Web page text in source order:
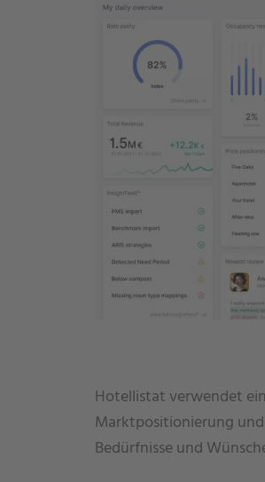
WIE KÖNNEN WIR IHNEN HELFEN?
Hotellistat verwendet
Marktpositionierung und
Bedürfnisse und